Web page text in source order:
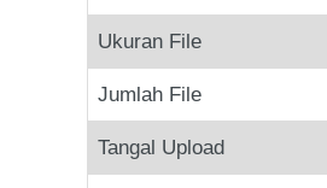
Ukuran File
Jumlah File
Tangal Upload